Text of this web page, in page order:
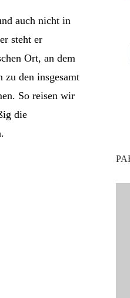
auch nicht in
steht er
Ort, an dem
den insgesamt
So reisen wir
die